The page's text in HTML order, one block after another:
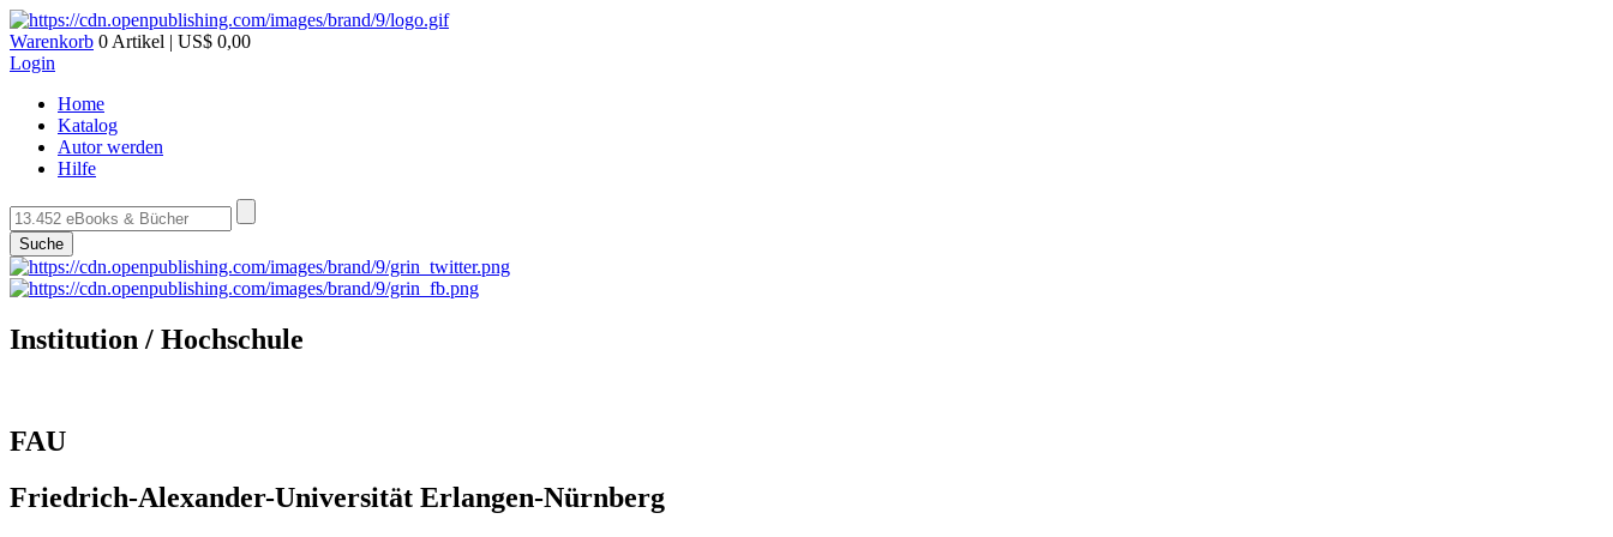
Warenkorb 0 Artikel | US$ 0,00
Login
Home
Katalog
Autor werden
Hilfe
Suche
Institution / Hochschule
FAU
Friedrich-Alexander-Universität Erlangen-Nürnberg